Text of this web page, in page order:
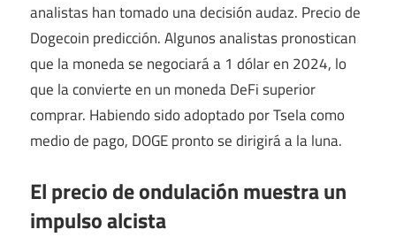
analistas han tomado una decisión audaz. Precio de
Dogecoin predicción. Algunos analistas pronostican
que la moneda se negociará a 1 dólar en 2024, lo
que la convierte en un moneda DeFi superior
comprar. Habiendo sido adoptado por Tsela como
medio de pago, DOGE pronto se dirigirá a la luna.
El precio de ondulación muestra un
impulso alcista